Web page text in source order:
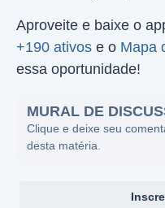
Aproveite e baixe o
+190 ativos e o Mapa
essa oportunidade!
MURAL DE
Clique e deixe seu
desta matéria.